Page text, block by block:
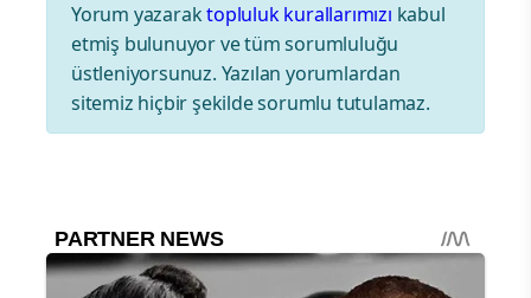
Yorum yazaraktopluluk kurallarımızı kabul
etmiş bulunuyor ve tüm sorumluluğu
üstleniyorsunuz. Yazılan yorumlardan
sitemiz hiçbir şekilde sorumlu tutulamaz.